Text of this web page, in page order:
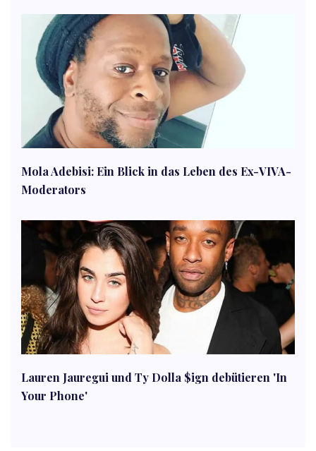
Mola Adebisi: Ein Blick in das Leben des Ex-VIVA-
Moderators
Lauren Jauregui und Ty Dolla $ign debütieren 'In
Your Phone'